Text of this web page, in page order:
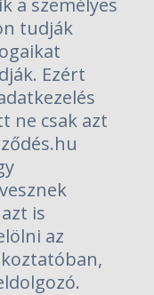
a személyes
tudják
Ezért
ne csak azt
is
az